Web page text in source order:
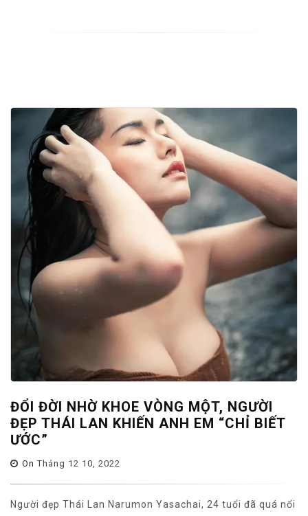
ĐỔI ĐỜI NHỜ KHOE VÒNG MỘT, NGƯỜI
ĐẸP THÁI LAN KHIẾN ANH EM “CHỈ BIẾT
ƯỚC”
On Tháng 12 10, 2022
Người đẹp Thái Lan Narumon Yasachai, 24 tuổi đã quá nổi